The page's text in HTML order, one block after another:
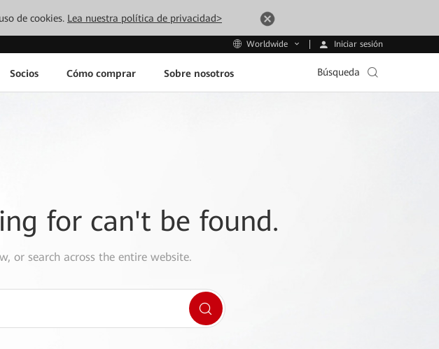
de cookies. Lea nuestra política de privacidad>
Worldwide Iniciar sesión
Socios Cómo comprar Sobre nosotros Búsqueda
for can't be found.
or search across the entire website.